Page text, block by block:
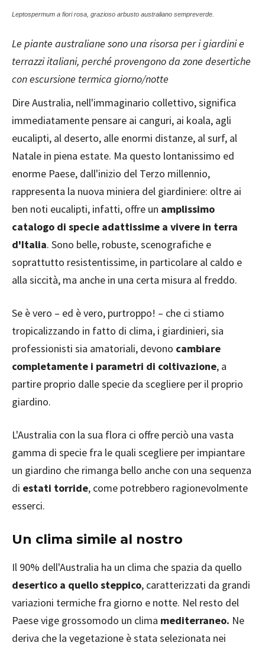
Leptospermum a fiori rosa, grazioso arbusto australiano sempreverde.
Le piante australiane sono una risorsa per i giardini e
terrazzi italiani, perché provengono da zone desertiche
con escursione termica giorno/notte
Dire Australia, nell'immaginario collettivo, significa
immediatamente pensare ai canguri, ai koala, agli
eucalipti, al deserto, alle enormi distanze, al surf, al
Natale in piena estate. Ma questo lontanissimo ed
enorme Paese, dall'inizio del Terzo millennio,
rappresenta la nuova miniera del giardiniere: oltre ai
ben noti eucalipti, infatti, offre un amplissimo
catalogo di specie adattissime a vivere in terra
d'Italia. Sono belle, robuste, scenografiche e
soprattutto resistentissime, in particolare al caldo e
alla siccità, ma anche in una certa misura al freddo.
Se è vero – ed è vero, purtroppo! – che ci stiamo
tropicalizzando in fatto di clima, i giardinieri, sia
professionisti sia amatoriali, devono cambiare
completamente i parametri di coltivazione, a
partire proprio dalle specie da scegliere per il proprio
giardino.
L'Australia con la sua flora ci offre perciò una vasta
gamma di specie fra le quali scegliere per impiantare
un giardino che rimanga bello anche con una sequenza
di estati torride, come potrebbero ragionevolmente
esserci.
Un clima simile al nostro
Il 90% dell'Australia ha un clima che spazia da quello
desertico a quello steppico, caratterizzati da grandi
variazioni termiche fra giorno e notte. Nel resto del
Paese vige grossomodo un clima mediterraneo. Ne
deriva che la vegetazione è stata selezionata nei